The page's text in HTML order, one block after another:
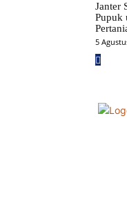
Janter
Pupuk
5